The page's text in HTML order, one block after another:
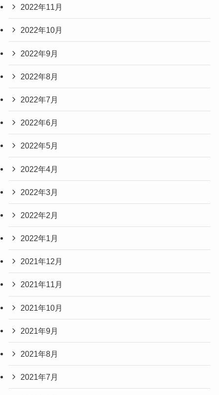
2022年11月
2022年10月
2022年9月
2022年8月
2022年7月
2022年6月
2022年5月
2022年4月
2022年3月
2022年2月
2022年1月
2021年12月
2021年11月
2021年10月
2021年9月
2021年8月
2021年7月